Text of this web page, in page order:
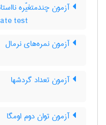
آزمون چندمتغیّره
test
آزمون نمره‌های نرمال
آزمون تعداد گردشها
آزمون توان دوم اومگا